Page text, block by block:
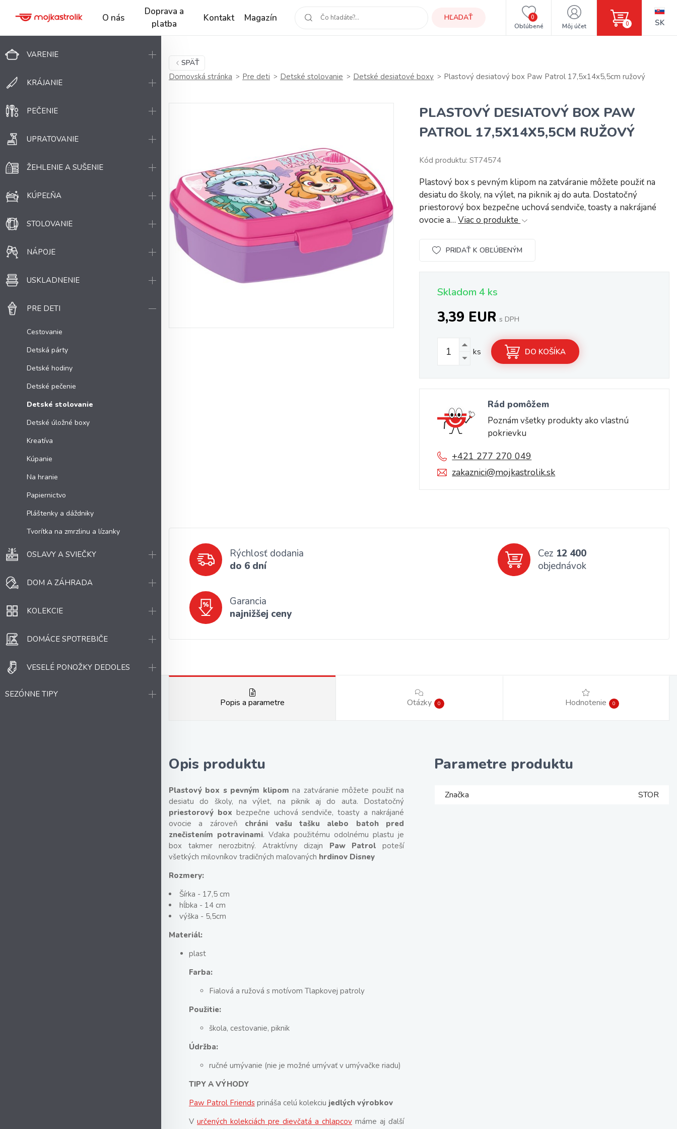
O nás
Doprava a
platba
Kontakt Magazín HĽADAŤ
Obľúbené
0
Môj účet 0 SK
VARENIE
KRÁJANIE
PEČENIE
UPRATOVANIE
ŽEHLENIE A SUŠENIE
KÚPEĽŇA
STOLOVANIE
NÁPOJE
USKLADNENIE
PRE DETI
Cestovanie
Detská párty
Detské hodiny
Detské pečenie
Detské stolovanie
Detské úložné boxy
Kreatíva
Kúpanie
Na hranie
Papiernictvo
Pláštenky a dáždniky
Tvorítka na zmrzlinu a lízanky
OSLAVY A SVIEČKY
DOM A ZÁHRADA
KOLEKCIE
DOMÁCE SPOTREBIČE
VESELÉ PONOŽKY DEDOLES
SEZÓNNE TIPY
SPÄŤ
Domovská stránka Pre deti Detské stolovanie Detské desiatové boxy Plastový desiatový box Paw Patrol 17,5x14x5,5cm ružový
PLASTOVÝ DESIATOVÝ BOX PAW
PATROL 17,5X14X5,5CM RUŽOVÝ
Kód produktu: ST74574
Plastový box s pevným klipom na zatváranie môžete použiť na
desiatu do školy, na výlet, na piknik aj do auta. Dostatočný
priestorový box bezpečne uchová sendviče, toasty a nakrájané
ovocie a…Viac o produkte
PRIDAŤ K OBĽÚBENÝM
Skladom 4 ks
3,39 EUR s DPH
ks DO KOŠÍKA
Rád pomôžem
Poznám všetky produkty ako vlastnú
pokrievku
+421 277 270 049
zakaznici@mojkastrolik.sk
Rýchlosť dodania
do 6 dní
Cez 12 400
objednávok
Garancia
najnižšej ceny
Popis a parametre Otázky 0 Hodnotenie 0
Opis produktu
Plastový box s pevným klipom na zatváranie môžete použiť na
desiatu do školy, na výlet, na piknik aj do auta. Dostatočný
priestorový box bezpečne uchová sendviče, toasty a nakrájané
ovocie a zároveň chráni vašu tašku alebo batoh pred
znečistením potravinami. Vďaka použitému odolnému plastu je
box takmer nerozbitný. Atraktívny dizajn Paw Patrol poteší
všetkých milovníkov tradičných maľovaných hrdinov Disney
Rozmery:
Šírka - 17,5 cm
hĺbka - 14 cm
výška - 5,5cm
Materiál:
plast
Farba:
Fialová a ružová s motívom Tlapkovej patroly
Použitie:
škola, cestovanie, piknik
Údržba:
ručné umývanie (nie je možné umývať v umývačke riadu)
TIPY A VÝHODY
Paw Patrol Friends prináša celú kolekciu jedlých výrobkov
V určených kolekciách pre dievčatá a chlapcov máme aj ďalší
Parametre produktu
Značka STOR